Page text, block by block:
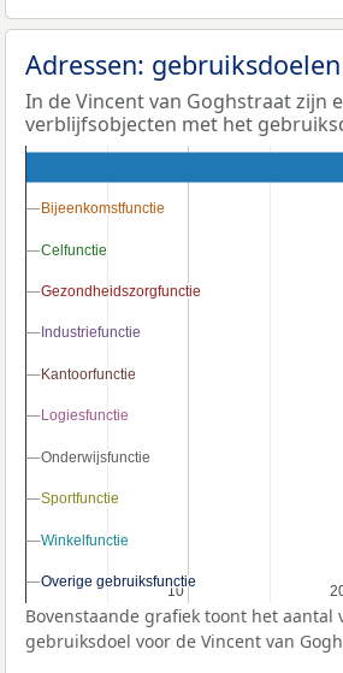
Adressen: gebruiksdoelen
In de Vincent van Goghstraat zijn
verblijfsobjecten met het
10
10
Bijeenkomstfunctie
Bijeenkomstfunctie
Celfunctie
Celfunctie
Gezondheidszorgfunctie
Gezondheidszorgfunctie
Industriefunctie
Industriefunctie
Kantoorfunctie
Kantoorfunctie
Logiesfunctie
Logiesfunctie
Onderwijsfunctie
Onderwijsfunctie
Sportfunctie
Sportfunctie
Winkelfunctie
Winkelfunctie
Overige gebruiksfunctie
Overige gebruiksfunctie
Bovenstaande grafiek toont het
gebruiksdoel voor de Vincent van